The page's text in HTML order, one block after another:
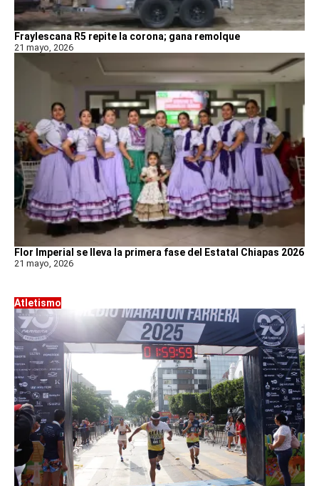
Fraylescana R5 repite la corona; gana remolque
21 mayo, 2026
Flor Imperial se lleva la primera fase del Estatal Chiapas 2026
21 mayo, 2026
Atletismo